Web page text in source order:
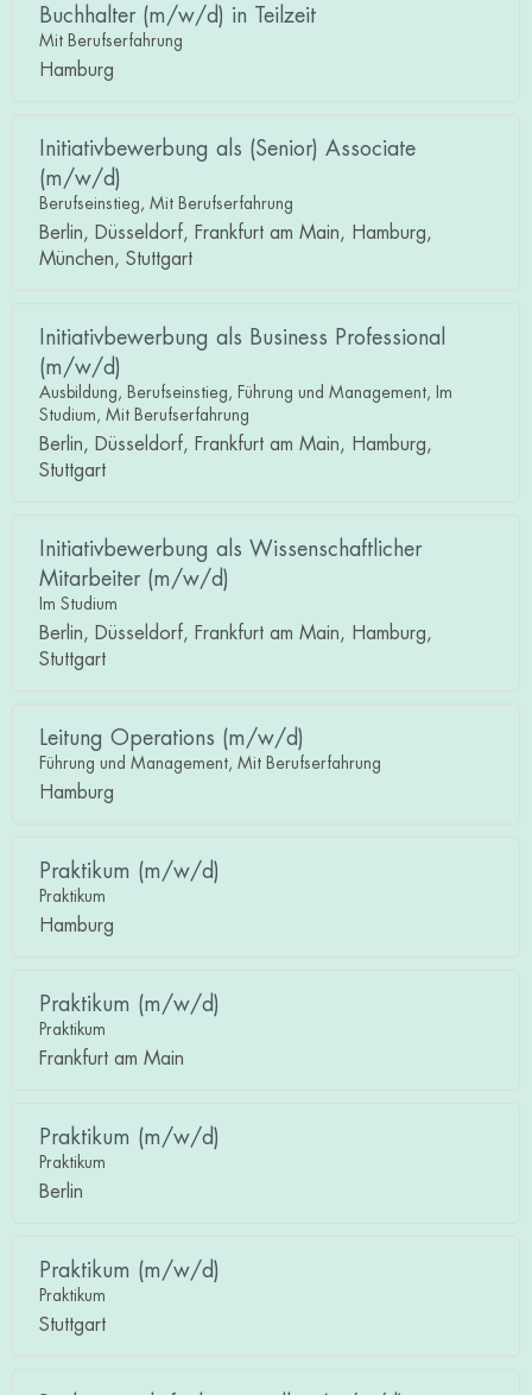
Buchhalter (m/w/d) in Teilzeit
Mit Berufserfahrung
Hamburg
Initiativbewerbung als (Senior) Associate
(m/w/d)
Berufseinstieg, Mit Berufserfahrung
Berlin, Düsseldorf, Frankfurt am Main, Hamburg,
München, Stuttgart
Initiativbewerbung als Business Professional
(m/w/d)
Ausbildung, Berufseinstieg, Führung und Management, Im
Studium, Mit Berufserfahrung
Berlin, Düsseldorf, Frankfurt am Main, Hamburg,
Stuttgart
Initiativbewerbung als Wissenschaftlicher
Mitarbeiter (m/w/d)
Im Studium
Berlin, Düsseldorf, Frankfurt am Main, Hamburg,
Stuttgart
Leitung Operations (m/w/d)
Führung und Management, Mit Berufserfahrung
Hamburg
Praktikum (m/w/d)
Praktikum
Hamburg
Praktikum (m/w/d)
Praktikum
Frankfurt am Main
Praktikum (m/w/d)
Praktikum
Berlin
Praktikum (m/w/d)
Praktikum
Stuttgart